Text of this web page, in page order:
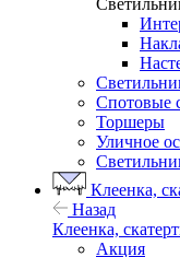
Спотовые
Торшеры
Уличное
Клеенка,
Назад
Клеенка,
Акция